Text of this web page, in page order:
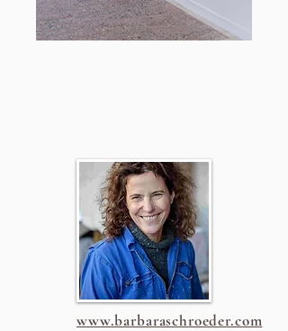
www.barbaraschroeder.com